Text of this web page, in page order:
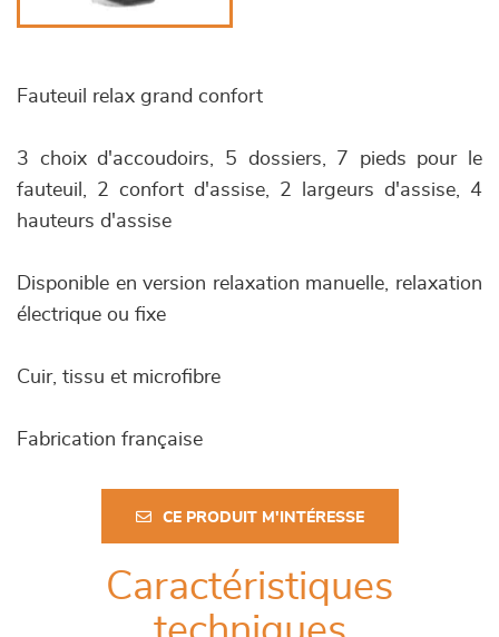
Fauteuil relax grand confort
3 choix d'accoudoirs, 5 dossiers, 7 pieds pour le
fauteuil, 2 confort d'assise, 2 largeurs d'assise, 4
hauteurs d'assise
Disponible en version relaxation manuelle, relaxation
électrique ou fixe
Cuir, tissu et microfibre
Fabrication française
CE PRODUIT M'INTÉRESSE
Caractéristiques